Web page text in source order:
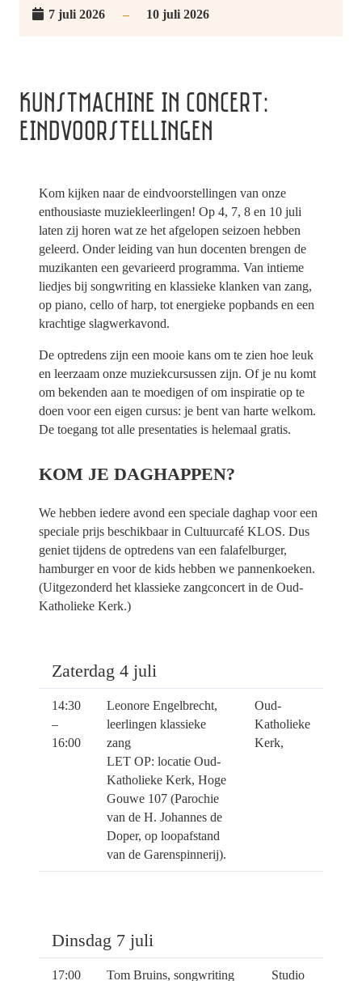
7 juli 2026 – 10 juli 2026
KUNSTMACHINE IN CONCERT:
EINDVOORSTELLINGEN
Kom kijken naar de eindvoorstellingen van onze
enthousiaste muziekleerlingen! Op 4, 7, 8 en 10 juli
laten zij horen wat ze het afgelopen seizoen hebben
geleerd. Onder leiding van hun docenten brengen de
muzikanten een gevarieerd programma. Van intieme
liedjes bij songwriting en klassieke klanken van zang,
op piano, cello of harp, tot energieke popbands en een
krachtige slagwerkavond.
De optredens zijn een mooie kans om te zien hoe leuk
en leerzaam onze muziekcursussen zijn. Of je nu komt
om bekenden aan te moedigen of om inspiratie op te
doen voor een eigen cursus: je bent van harte welkom.
De toegang tot alle presentaties is helemaal gratis.
KOM JE DAGHAPPEN?
We hebben iedere avond een speciale daghap voor een
speciale prijs beschikbaar in Cultuurcafé KLOS. Dus
geniet tijdens de optredens van een falafelburger,
hamburger en voor de kids hebben we pannenkoeken.
(Uitgezonderd het klassieke zangconcert in de Oud-
Katholieke Kerk.)
Zaterdag 4 juli
14:30
–
16:00
Leonore Engelbrecht,
leerlingen klassieke
zang
LET OP: locatie Oud-
Katholieke Kerk, Hoge
Gouwe 107 (Parochie
van de H. Johannes de
Doper, op loopafstand
van de Garenspinnerij).
Oud-
Katholieke
Kerk,
Dinsdag 7 juli
17:00
Tom Bruins, songwriting
Studio